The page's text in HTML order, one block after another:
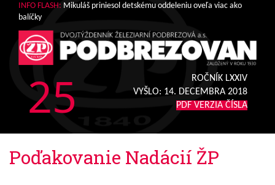
INFO FLASH: Mikuláš priniesol detskému oddeleniu oveľa viac ako
balíčky
25
ROČNÍK LXXIV
VYŠLO: 14. DECEMBRA 2018
PDF VERZIA ČÍSLA
Poďakovanie Nadácií ŽP